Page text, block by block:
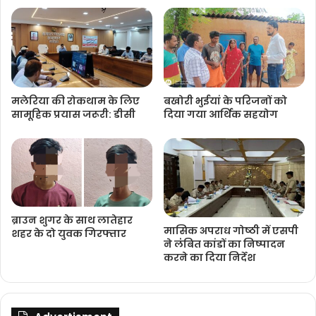
मलेरिया की रोकथाम के लिए
सामूहिक प्रयास जरूरी: डीसी
बखोरी भुईयां के परिजनों को
दिया गया आर्थिक सहयोग
ब्राउन शुगर के साथ लातेहार
शहर के दो युवक गिरफ्तार
मासिक अपराध गोष्‍ठी में एसपी
ने लंंबित कांडों का निष्‍पादन
करने का दिया निर्देश